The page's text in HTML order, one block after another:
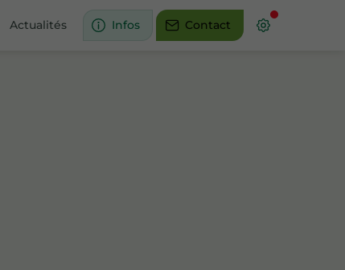
Actualités Infos Contact